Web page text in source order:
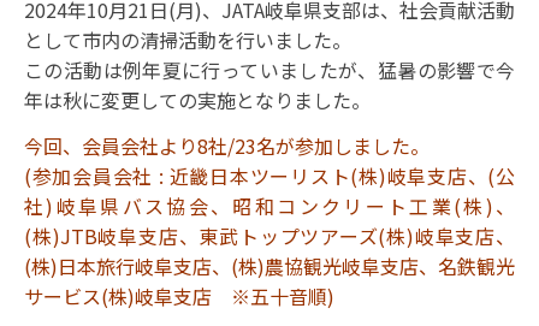
2024年10月21日(月)、JATA岐阜県支部は、社会貢献活動
として市内の清掃活動を行いました。
この活動は例年夏に行っていましたが、猛暑の影響で今
年は秋に変更しての実施となりました。
今回、会員会社より8社/23名が参加しました。
(参加会員会社 : 近畿日本ツーリスト(株)岐阜支店、(公
社)岐阜県バス協会、昭和コンクリート工業(株)、
(株)JTB岐阜支店、東武トップツアーズ(株)岐阜支店、
(株)日本旅行岐阜支店、(株)農協観光岐阜支店、名鉄観光
サービス(株)岐阜支店 ※五十音順)